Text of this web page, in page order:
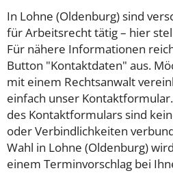
In Lohne (Oldenburg) sind
für Arbeitsrecht tätig – hier
Für nähere Informationen
Button "Kontaktdaten" aus.
mit einem Rechtsanwalt
einfach unser
des Kontaktformulars sind
oder Verbindlichkeiten
Wahl in Lohne (Oldenburg)
einem Terminvorschlag bei